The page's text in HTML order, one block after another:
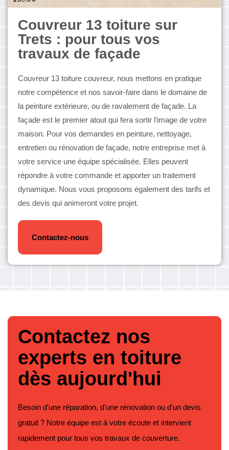
Couvreur 13 toiture sur
Trets : pour tous vos
travaux de façade
Couvreur 13 toiture couvreur, nous mettons en pratique
notre compétence et nos savoir-faire dans le domaine de
la peinture extérieure, ou de ravalement de façade. La
façade est le premier atout qui fera sortir l’image de votre
maison. Pour vos demandes en peinture, nettoyage,
entretien ou rénovation de façade, notre entreprise met à
votre service une équipe spécialisée. Elles peuvent
répondre à votre commande et apporter un traitement
dynamique. Nous vous proposons également des tarifs et
des devis qui animeront votre projet.
Contactez-nous
Contactez nos
experts en toiture
dès aujourd'hui
Besoin d'une réparation, d'une rénovation ou d'un devis
gratuit ? Notre équipe est à votre écoute et intervient
rapidement pour tous vos travaux de couverture.